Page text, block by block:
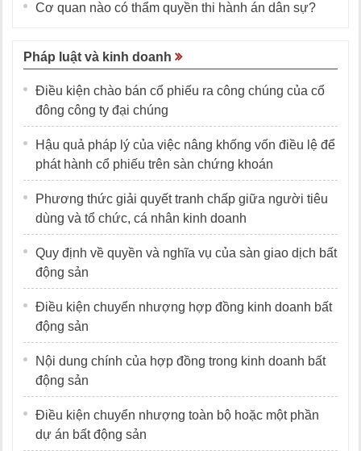
Cơ quan nào có thẩm quyền thi hành án dân sự?
Pháp luật và kinh doanh
Điều kiện chào bán cổ phiếu ra công chúng của cổ
đông công ty đại chúng
Hậu quả pháp lý của việc nâng khống vốn điều lệ để
phát hành cổ phiếu trên sàn chứng khoán
Phương thức giải quyết tranh chấp giữa người tiêu
dùng và tổ chức, cá nhân kinh doanh
Quy định về quyền và nghĩa vụ của sàn giao dịch bất
động sản
Điều kiện chuyển nhượng hợp đồng kinh doanh bất
động sản
Nội dung chính của hợp đồng trong kinh doanh bất
động sản
Điều kiện chuyển nhượng toàn bộ hoặc một phần
dự án bất động sản